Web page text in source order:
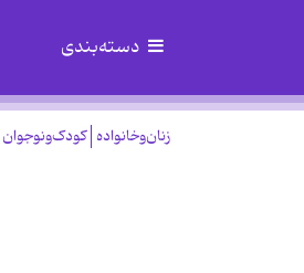
دسته‌بندی
زنان‌وخانواده کودک‌ونوجوان